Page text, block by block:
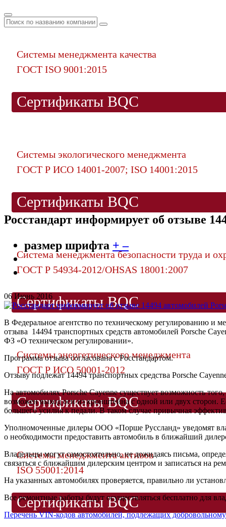
Системы менеджмента качества
ГОСТ ISO 9001:2015
Сертификаты BQC
Системы экологического менеджмента
ГОСТ Р ИСО 14001-2007; ISO 14001:2015
Сертификаты BQC
Система менеджмента безопасности труда и
ГОСТ Р 54934-2012/OHSAS 18001:2007
Сертификаты BQC
Системы энергетического менеджмента
ГОСТ Р ИСО 50001-2012
Сертификаты BQC
Системы менеджмента активов
ISO 55001:2014
Сертификаты BQC
Росстандарт информирует об отзыве
размер шрифта +–
06 Июнь 2016
В Федеральное агентство по техническому регулированию и
отзыва 14494 транспортных средств автомобилей Porsche
ФЗ «О техническом регулировании».
Программа отзыва согласована с Росстандартом.
Отзыву подлежат 14494 транспортных средства Porsche
На автомобилях Porsche Cayenne существует возможность
возможен выход оси из кронштейна с одной или двух сторон.
большего усилия к педали. В таком случае привычная
Уполномоченные дилеры ООО «Порше Руссланд» уведомят
о необходимости предоставить автомобиль в ближайший
Владельцы могут самостоятельно, не дожидаясь письма,
связаться с ближайшим дилерским центром и записаться на
На указанных автомобилях проверяется, правильно ли
Все ремонтные работы будут осуществляться бесплатно для
Перечень VIN-кодов автомобилей, подлежащих